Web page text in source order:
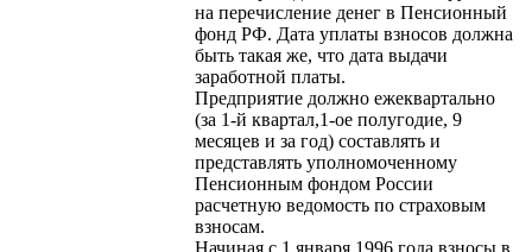
на перечисление денег в Пенсионный
фонд РФ. Дата уплаты взносов должна
быть такая же, что дата выдачи
заработной платы.
Предприятие должно ежеквартально
(за 1-й квартал,1-ое полугодие, 9
месяцев и за год) составлять и
представлять уполномоченному
Пенсионным фондом России
расчетную ведомость по страховым
взносам.